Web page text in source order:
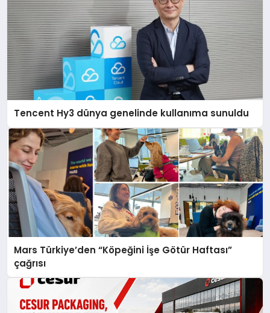
Tencent Hy3 dünya genelinde kullanıma sunuldu
Mars Türkiye’den “Köpeğini İşe Götür Haftası”
çağrısı